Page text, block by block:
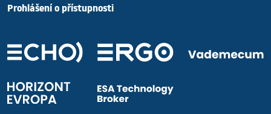
Prohlášení o přístupnosti